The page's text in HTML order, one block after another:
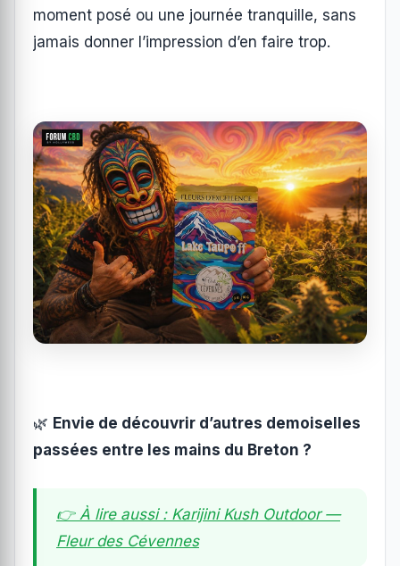
moment posé ou une journée tranquille, sans
jamais donner l’impression d’en faire trop.
🌿 Envie de découvrir d’autres demoiselles
passées entre les mains du Breton ?
👉 À lire aussi : Karijini Kush Outdoor —
Fleur des Cévennes